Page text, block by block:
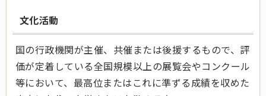
文化活動
国の行政機関が主催、共催または後援するもので、評
価が定着している全国規模以上の展覧会やコンクール
等において、最高位またはこれに準ずる成績を収めた